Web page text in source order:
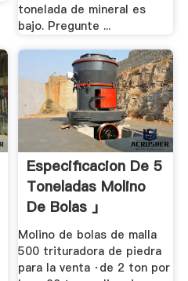
tonelada de mineral es
bajo. Pregunte ...
Especificacion De 5
Toneladas Molino
De Bolas 」
Molino de bolas de malla
500 trituradora de piedra
para la venta ·de 2 ton por